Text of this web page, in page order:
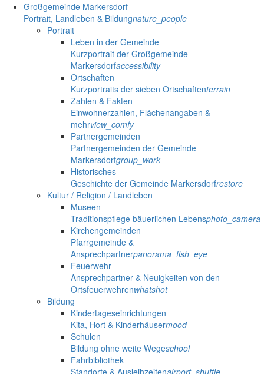
Großgemeinde Markersdorf
Portrait, Landleben & Bildungnature_people
Portrait
Leben in der Gemeinde
Kurzportrait der Großgemeinde
Markersdorfaccessibility
Ortschaften
Kurzportraits der sieben Ortschaftenterrain
Zahlen & Fakten
Einwohnerzahlen, Flächenangaben &
mehrview_comfy
Partnergemeinden
Partnergemeinden der Gemeinde
Markersdorfgroup_work
Historisches
Geschichte der Gemeinde Markersdorfrestore
Kultur / Religion / Landleben
Museen
Traditionspflege bäuerlichen Lebensphoto_camera
Kirchengemeinden
Pfarrgemeinde &
Ansprechpartnerpanorama_fish_eye
Feuerwehr
Ansprechpartner & Neuigkeiten von den
Ortsfeuerwehrenwhatshot
Bildung
Kindertageseinrichtungen
Kita, Hort & Kinderhäusermood
Schulen
Bildung ohne weite Wegeschool
Fahrbibliothek